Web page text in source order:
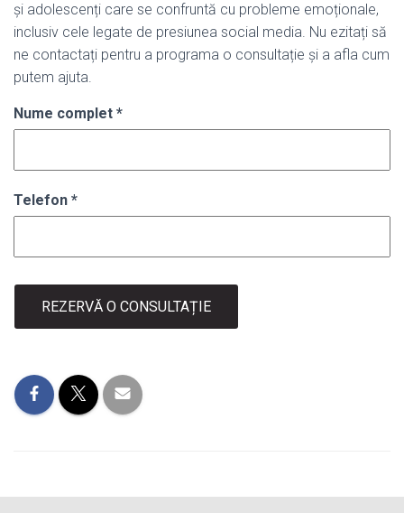
și adolescenți care se confruntă cu probleme emoționale,
inclusiv cele legate de presiunea social media. Nu ezitați să
ne contactați pentru a programa o consultație și a afla cum
putem ajuta.
Nume complet *
Telefon *
REZERVĂ O CONSULTAȚIE